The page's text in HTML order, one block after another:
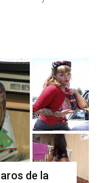
de la